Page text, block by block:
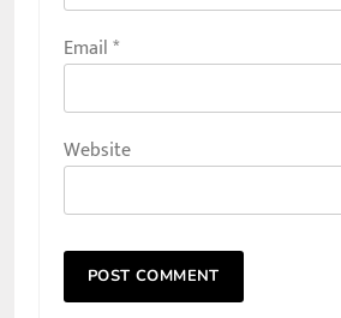
Email*
Website